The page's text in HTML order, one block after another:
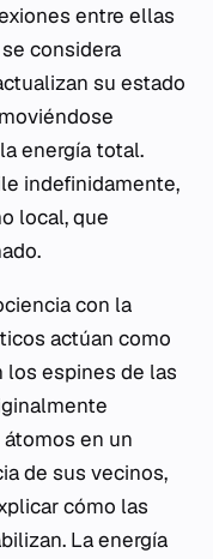
entre ellas
considera
su estado
energía total.
indefinidamente,
local, que
con la
actúan como
los espines de las
en un
de sus vecinos,
cómo las
La energía